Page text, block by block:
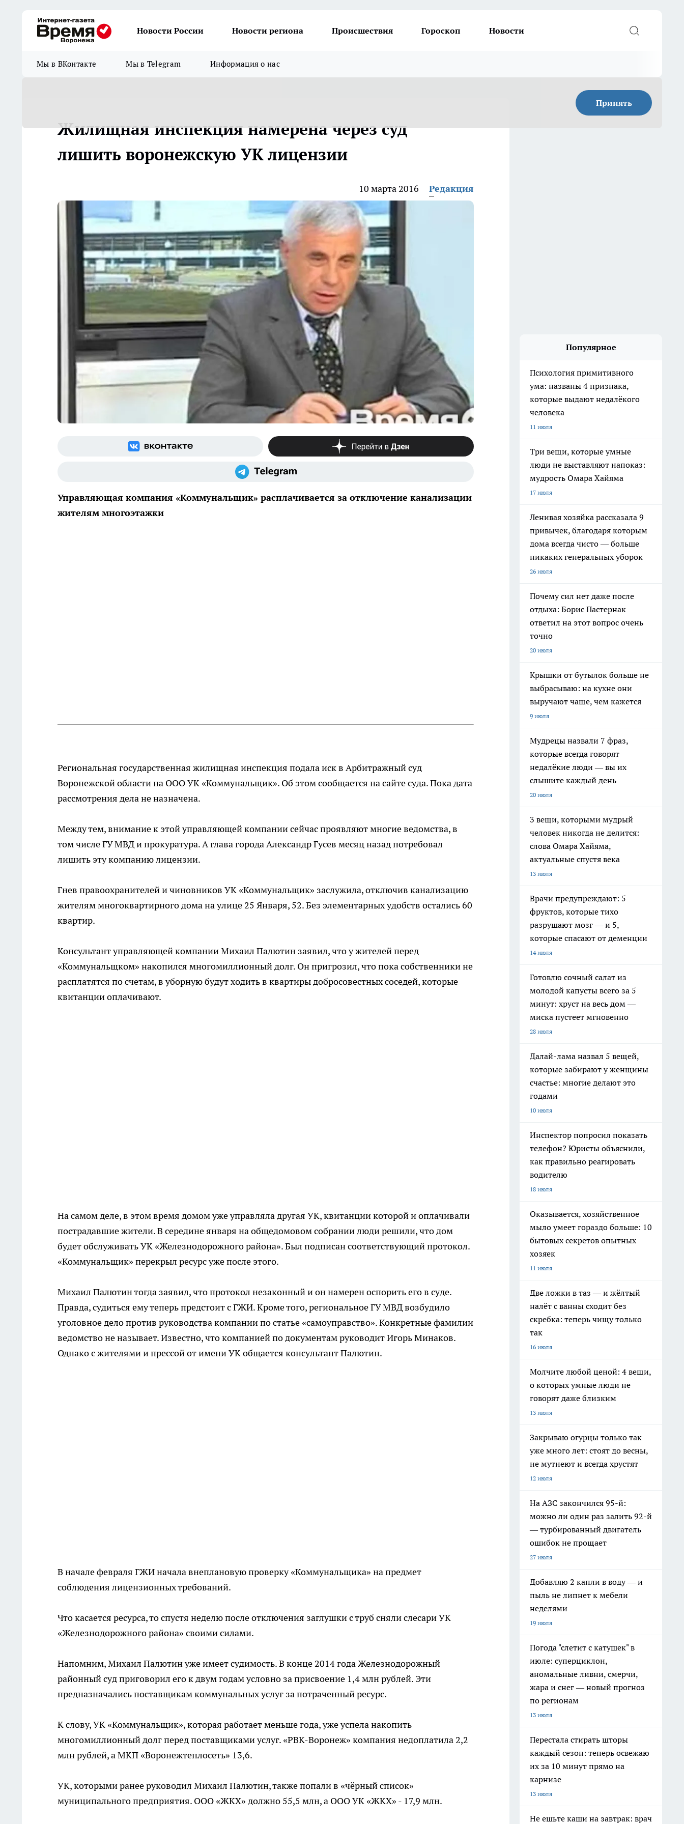
Новости России Новости региона Происшествия Гороскоп Новости
Мы в ВКонтакте Мы в Telegram Информация о нас
Принять
Жилищная инспекция намерена через суд
лишить воронежскую УК лицензии
10 марта 2016 Редакция
Управляющая компания «Коммунальщик» расплачивается за отключение канализации
жителям многоэтажки
Региональная государственная жилищная инспекция подала иск в Арбитражный суд
Воронежской области на ООО УК «Коммунальщик». Об этом сообщается на сайте суда. Пока дата
рассмотрения дела не назначена.
Между тем, внимание к этой управляющей компании сейчас проявляют многие ведомства, в
том числе ГУ МВД и прокуратура. А глава города Александр Гусев месяц назад потребовал
лишить эту компанию лицензии.
Гнев правоохранителей и чиновников УК «Коммунальщик» заслужила, отключив канализацию
жителям многоквартирного дома на улице 25 Января, 52. Без элементарных удобств остались 60
квартир.
Консультант управляющей компании Михаил Палютин заявил, что у жителей перед
«Коммунальщком» накопился многомиллионный долг. Он пригрозил, что пока собственники не
расплатятся по счетам, в уборную будут ходить в квартиры добросовестных соседей, которые
квитанции оплачивают.
На самом деле, в этом время домом уже управляла другая УК, квитанции которой и оплачивали
пострадавшие жители. В середине января на общедомовом собрании люди решили, что дом
будет обслуживать УК «Железнодорожного района». Был подписан соответствующий протокол.
«Коммунальщик» перекрыл ресурс уже после этого.
Михаил Палютин тогда заявил, что протокол незаконный и он намерен оспорить его в суде.
Правда, судиться ему теперь предстоит с ГЖИ. Кроме того, региональное ГУ МВД возбудило
уголовное дело против руководства компании по статье «самоуправство». Конкретные фамилии
ведомство не называет. Известно, что компанией по документам руководит Игорь Минаков.
Однако с жителями и прессой от имени УК общается консультант Палютин.
В начале февраля ГЖИ начала внеплановую проверку «Коммунальщика» на предмет
соблюдения лицензионных требований.
Что касается ресурса, то спустя неделю после отключения заглушки с труб сняли слесари УК
«Железнодорожного района» своими силами.
Напомним, Михаил Палютин уже имеет судимость. В конце 2014 года Железнодорожный
районный суд приговорил его к двум годам условно за присвоение 1,4 млн рублей. Эти
предназначались поставщикам коммунальных услуг за потраченный ресурс.
К слову, УК «Коммунальщик», которая работает меньше года, уже успела накопить
многомиллионный долг перед поставщиками услуг. «РВК-Воронеж» компания недоплатила 2,2
млн рублей, а МКП «Воронежтеплосеть» 13,6.
УК, которыми ранее руководил Михаил Палютин, также попали в «чёрный список»
муниципального предприятия. ООО «ЖКХ» должно 55,5 млн, а ООО УК «ЖКХ» - 17,9 млн.
Популярное
Психология примитивного
ума: названы 4 признака,
которые выдают недалёкого
человека
11 июля
Три вещи, которые умные
люди не выставляют напоказ:
мудрость Омара Хайяма
17 июля
Ленивая хозяйка рассказала 9
привычек, благодаря которым
дома всегда чисто — больше
никаких генеральных уборок
26 июля
Почему сил нет даже после
отдыха: Борис Пастернак
ответил на этот вопрос очень
точно
20 июля
Крышки от бутылок больше не
выбрасываю: на кухне они
выручают чаще, чем кажется
9 июля
Мудрецы назвали 7 фраз,
которые всегда говорят
недалёкие люди — вы их
слышите каждый день
20 июля
3 вещи, которыми мудрый
человек никогда не делится:
слова Омара Хайяма,
актуальные спустя века
13 июля
Врачи предупреждают: 5
фруктов, которые тихо
разрушают мозг — и 5,
которые спасают от деменции
14 июля
Готовлю сочный салат из
молодой капусты всего за 5
минут: хруст на весь дом —
миска пустеет мгновенно
28 июля
Далай-лама назвал 5 вещей,
которые забирают у женщины
счастье: многие делают это
годами
10 июля
Инспектор попросил показать
телефон? Юристы объяснили,
как правильно реагировать
водителю
18 июля
Оказывается, хозяйственное
мыло умеет гораздо больше: 10
бытовых секретов опытных
хозяек
11 июля
Две ложки в таз — и жёлтый
налёт с ванны сходит без
скребка: теперь чищу только
так
16 июля
Молчите любой ценой: 4 вещи,
о которых умные люди не
говорят даже близким
13 июля
Закрываю огурцы только так
уже много лет: стоят до весны,
не мутнеют и всегда хрустят
12 июля
На АЗС закончился 95-й:
можно ли один раз залить 92-й
— турбированный двигатель
ошибок не прощает
27 июля
Добавляю 2 капли в воду — и
пыль не липнет к мебели
неделями
19 июля
Погода "слетит с катушек" в
июле: суперциклон,
аномальные ливни, смерчи,
жара и снег — новый прогноз
по регионам
13 июля
Перестала стирать шторы
каждый сезон: теперь освежаю
их за 10 минут прямо на
карнизе
13 июля
Не ешьте каши на завтрак: врач